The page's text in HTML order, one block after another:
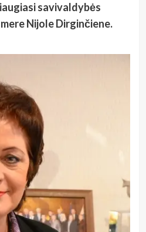
savivaldybės
Nijole Dirginčiene.